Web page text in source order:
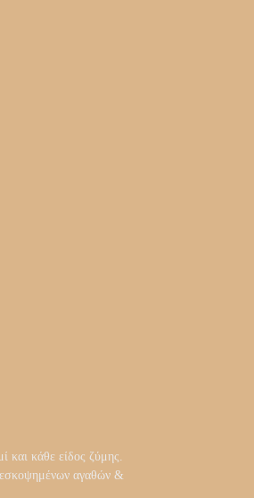
και κάθε είδος ζύμης.
αγαθών &